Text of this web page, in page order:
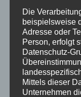
Punkten für
2019 wieder
Hotel
Unsere Gäste
bewertet.
2018 von 5,5,...
Die
beispielsweise
Adresse oder
Person, erfolgt
Datenschutz-
Mittels dieser
Unternehmen